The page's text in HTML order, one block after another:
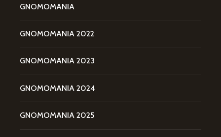
GNOMOMANIA
GNOMOMANIA 2022
GNOMOMANIA 2023
GNOMOMANIA 2024
GNOMOMANIA 2025